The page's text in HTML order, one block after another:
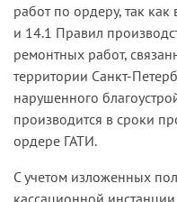
работ по ордеру, так
и 14.1 Правил
ремонтных работ,
территории Санкт-
нарушенного
производится в сроки
ордере ГАТИ.
С учетом изложенных
кассационной